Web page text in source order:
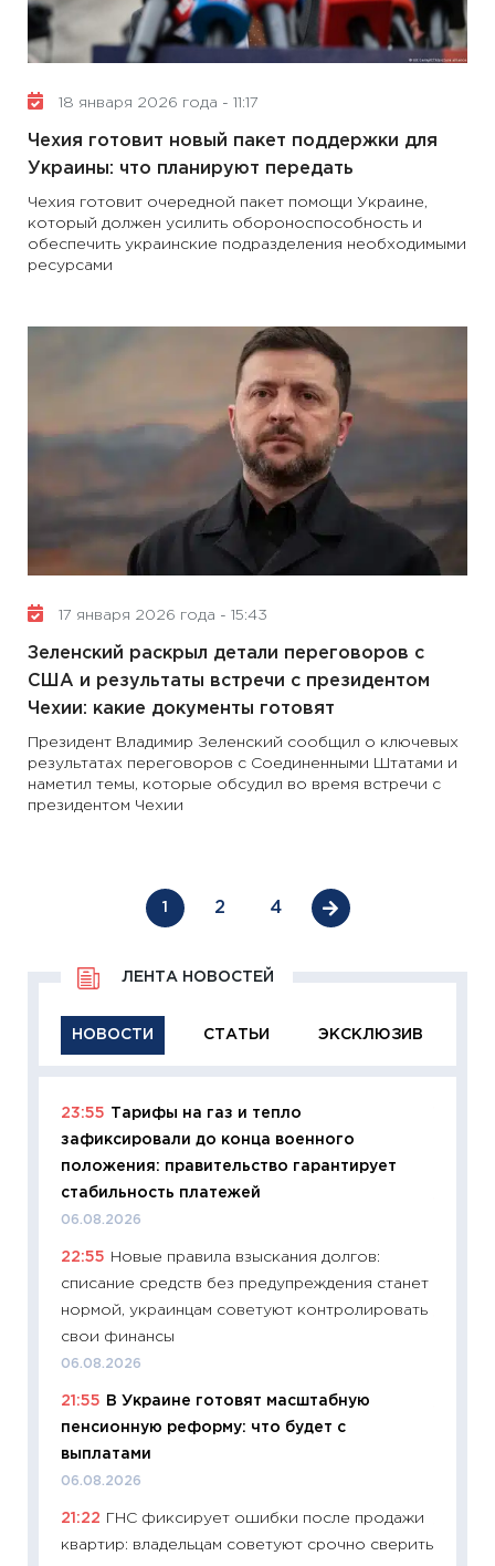
18 января 2026 года - 11:17
Чехия готовит новый пакет поддержки для
Украины: что планируют передать
Чехия готовит очередной пакет помощи Украине,
который должен усилить обороноспособность и
обеспечить украинские подразделения необходимыми
ресурсами
17 января 2026 года - 15:43
Зеленский раскрыл детали переговоров с
США и результаты встречи с президентом
Чехии: какие документы готовят
Президент Владимир Зеленский сообщил о ключевых
результатах переговоров с Соединенными Штатами и
наметил темы, которые обсудил во время встречи с
президентом Чехии
1 2 4
НОВОСТИ СТАТЬИ ЭКСКЛЮЗИВ
ЛЕНТА НОВОСТЕЙ
23:55 Тарифы на газ и тепло
зафиксировали до конца военного
положения: правительство гарантирует
стабильность платежей
06.08.2026
22:55
Новые правила взыскания долгов:
списание средств без предупреждения станет
нормой, украинцам советуют контролировать
свои финансы
06.08.2026
21:55
В Украине готовят масштабную
пенсионную реформу: что будет с
выплатами
06.08.2026
21:22
ГНС фиксирует ошибки после продажи
квартир: владельцам советуют срочно сверить